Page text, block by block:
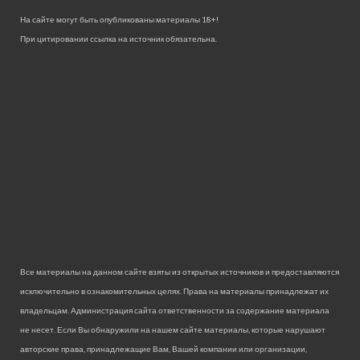
На сайте могут быть опубликованы материалы 18+!
При цитировании ссылка на источник обязательна.
Все материалы на данном сайте взяты из открытых источников и предоставляются
исключительно в ознакомительных целях. Права на материалы принадлежат их
владельцам. Администрация сайта ответственности за содержание материала
не несет. Если Вы обнаружили на нашем сайте материалы, которые нарушают
авторские права, принадлежащие Вам, Вашей компании или организации,